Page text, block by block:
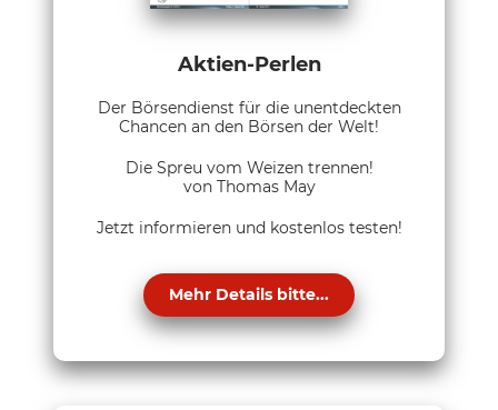
Aktien-Perlen
Der Börsendienst für die unentdeckten
Chancen an den Börsen der Welt!
Die Spreu vom Weizen trennen!
von Thomas May
Jetzt informieren und kostenlos testen!
Mehr Details bitte...